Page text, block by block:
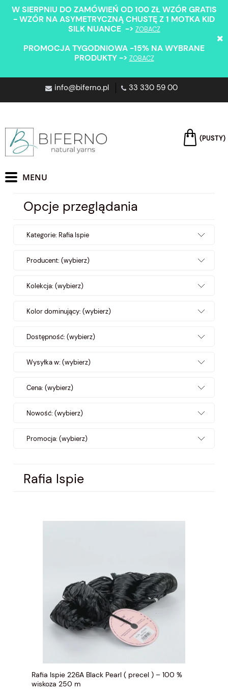
W SIERPNIU DO ZAMÓWIEŃ OD 100 ZŁ WZÓR GRATIS
- WZÓR NA ASYMETRYCZNĄ CHUSTĘ Z 1 MOTKA KID
SILK NUANCE -> ZOBACZ
PROMOCJA TYGODNIOWA -15% NA WYBRANE
PRODUKTY -> ZOBACZ
info@biferno.pl 33 330 59 00
(PUSTY)
Opcje przeglądania
Kategorie: Rafia Ispie
Producent: (wybierz)
Kolekcja: (wybierz)
Kolor dominujący: (wybierz)
Dostępność: (wybierz)
Wysyłka w: (wybierz)
Cena: (wybierz)
Nowość: (wybierz)
Promocja: (wybierz)
Rafia Ispie
Rafia Ispie 226A Black Pearl ( precel ) – 100 %
wiskoza 250 m